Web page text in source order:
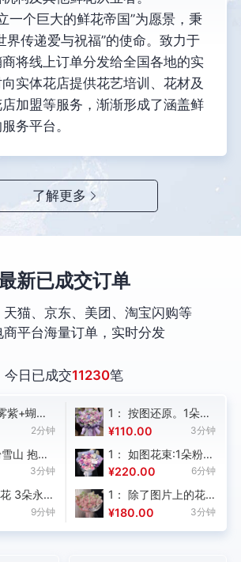
一个巨大的鲜花帝国”为愿景，秉
界传递爱与祝福”的使命。致力于
将线上订单分发给全国各地的实
实体花店提供花艺培训、花材及
加盟等服务，渐渐形成了涵盖鲜
务平台。
了解更多
新已成交订单
猫、京东、美团、淘宝闪购等
商平台海量订单，实时分发
今日已成交11230笔
紫+蝴蝶
(1份)】2分钟
1： 按图还原。1朵蓝
色绣球+19朵紫玫瑰
色）+4支粉色紫罗兰
+足量香槟桔梗+白桔
梗（如图喷色）+仿真
诺贝松+九星叶，如图
包装丝带，做好留底
图，送到拍照 ，购
¥110.00 3分钟
抱抱
3分钟
1： 如图花束:1朵粉色
绣球+7朵粉雪山+5朵
蝶兰+3朵粉色康乃馨
+足量折射泡泡+1支
白色紫罗兰+粉色多丁
¥220.00 6分钟
3朵永生
朵白天鹅
9分钟
1： 除了图片上的花
以外，还需要2朵白色
¥180.00 3分钟